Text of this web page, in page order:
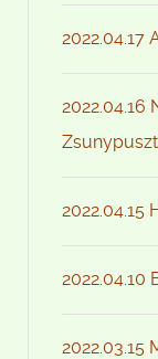
2022.04.15
2022.04.10
2022.03.15